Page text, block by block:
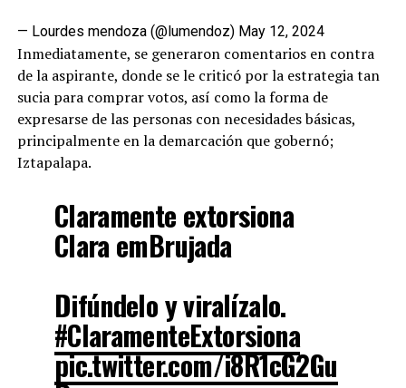
— Lourdes mendoza (@lumendoz) May 12, 2024
Inmediatamente, se generaron comentarios en contra
de la aspirante, donde se le criticó por la estrategia tan
sucia para comprar votos, así como la forma de
expresarse de las personas con necesidades básicas,
principalmente en la demarcación que gobernó;
Iztapalapa.
Claramente extorsiona
Clara emBrujada
Difúndelo y viralízalo.
#ClaramenteExtorsiona
pic.twitter.com/i8R1cG2Gu